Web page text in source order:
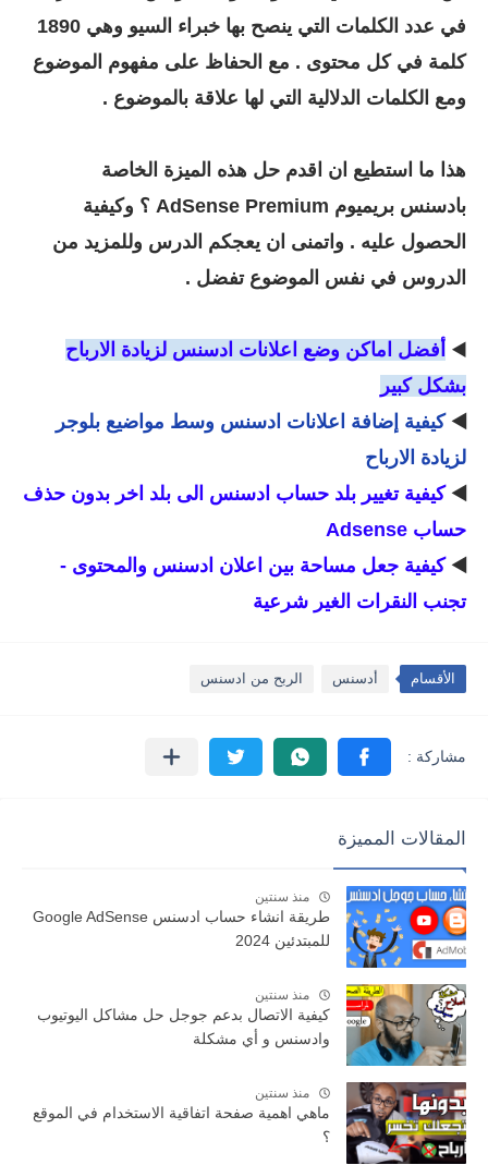
في عدد الكلمات التي ينصح بها خبراء السيو وهي 1890
كلمة في كل محتوى . مع الحفاظ على مفهوم الموضوع
ومع الكلمات الدلالية التي لها علاقة بالموضوع .
هذا ما استطيع ان اقدم حل هذه الميزة الخاصة
بادسنس بريميوم AdSense Premium ؟ و
كيفية
الحصول عليه . واتمنى ان يعجكم الدرس وللمزيد من
الدروس في نفس الموضوع تفضل .
◀️ أفضل اماكن وضع اعلانات ادسنس لزيادة الارباح
بشكل كبير
◀️كيفية إضافة اعلانات ادسنس وسط مواضيع بلوجر
لزيادة الارباح
◀️كيفية تغيير بلد حساب ادسنس الى بلد اخر بدون حذف
حساب Adsense
◀️كيفية جعل مساحة بين اعلان ادسنس والمحتوى -
تجنب النقرات الغير شرعية
الأقسام أدسنس الربح من ادسنس
المقالات المميزة
منذ سنتين
طريقة انشاء حساب ادسنس Google AdSense
للمبتدئين 2024
منذ سنتين
كيفية الاتصال بدعم جوجل حل مشاكل اليوتيوب
وادسنس و أي مشكلة
منذ سنتين
ماهي اهمية صفحة اتفاقية الاستخدام في الموقع
؟